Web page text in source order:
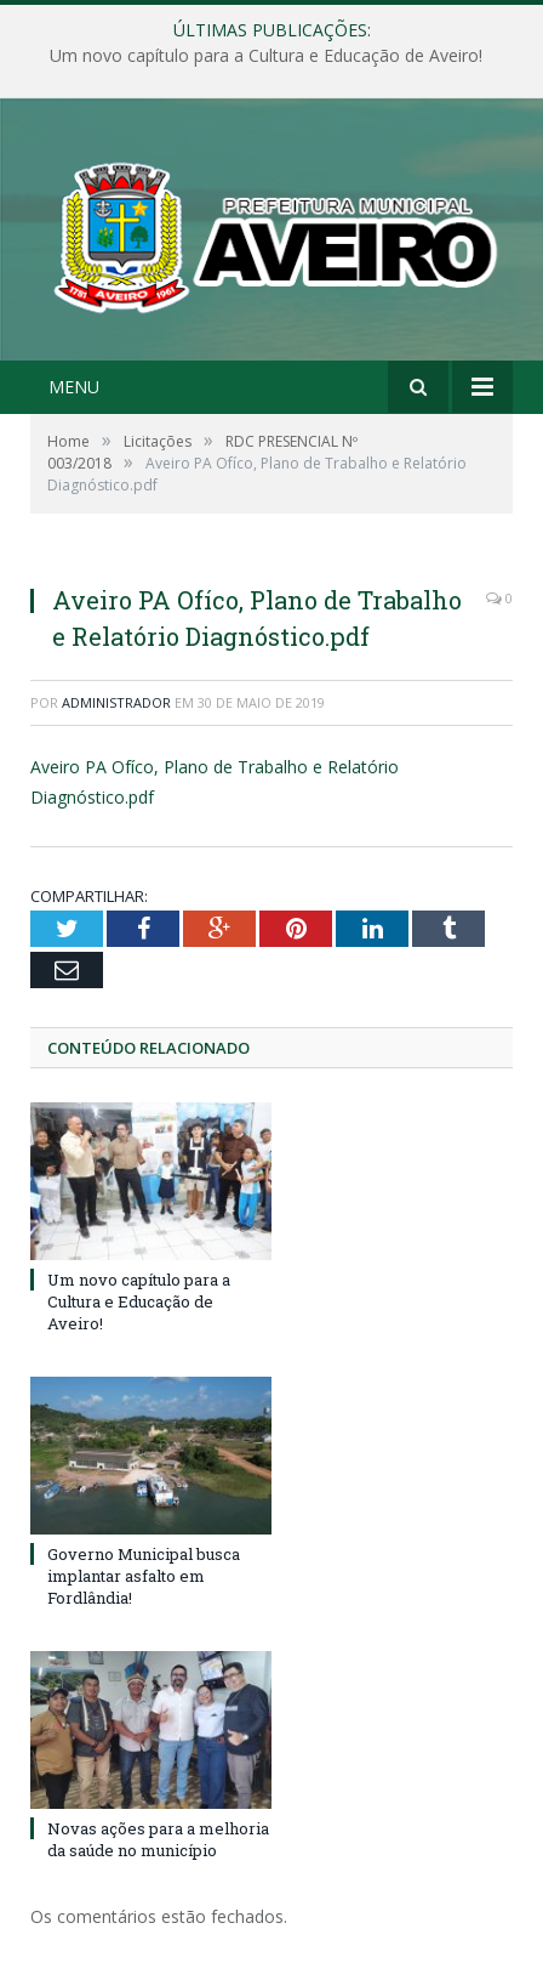
ÚLTIMAS PUBLICAÇÕES:
Um novo capítulo para a Cultura e Educação de Aveiro!
MENU
Home » Licitações »
RDC PRESENCIAL Nº
003/2018 »
Aveiro PA Ofíco, Plano de Trabalho e Relatório
Diagnóstico.pdf
Aveiro PA Ofíco, Plano de Trabalho
e Relatório Diagnóstico.pdf
0
POR ADMINISTRADOR EM 30 DE MAIO DE 2019
Aveiro PA Ofíco, Plano de Trabalho e Relatório
Diagnóstico.pdf
COMPARTILHAR:
TwitterFacebookGoogle+PinterestLinkedInTumblr
Email
CONTEÚDO RELACIONADO
Um novo capítulo para a
Cultura e Educação de
Aveiro!
Governo Municipal busca
implantar asfalto em
Fordlândia!
Novas ações para a melhoria
da saúde no município
Os comentários estão fechados.